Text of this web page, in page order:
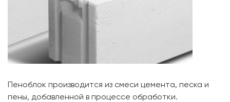
Пеноблок производится из смеси цемента, песка и
пены, добавленной в процессе обработки.